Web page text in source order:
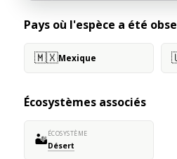
Pays où l'espèce a été
🇲🇽Mexique
Écosystèmes associés
🏜️ÉCOSYSTÈME
Désert